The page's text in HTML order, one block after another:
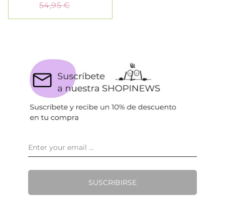
54,95 €
SUSCRIBIRSE